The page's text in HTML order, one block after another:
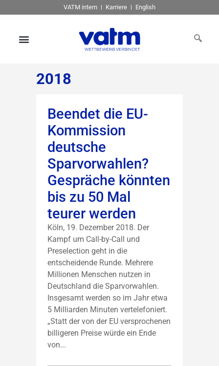
VATM intern Karriere English
2018
Beendet die EU-
Kommission
deutsche
Sparvorwahlen?
Gespräche könnten
bis zu 50 Mal
teurer werden
Köln, 19. Dezember 2018. Der
Kampf um Call-by-Call und
Preselection geht in die
entscheidende Runde. Mehrere
Millionen Menschen nutzen in
Deutschland die Sparvorwahlen.
Insgesamt werden so im Jahr etwa
5 Milliarden Minuten vertelefoniert.
„Statt der von der EU versprochenen
billigeren Preise würde ein Ende
von...